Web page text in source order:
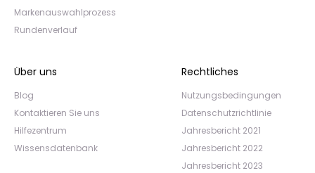
Markenauswahlprozess
Rundenverlauf
Über uns
Blog
Kontaktieren Sie uns
Hilfezentrum
Wissensdatenbank
Rechtliches
Nutzungsbedingungen
Datenschutzrichtlinie
Jahresbericht 2021
Jahresbericht 2022
Jahresbericht 2023